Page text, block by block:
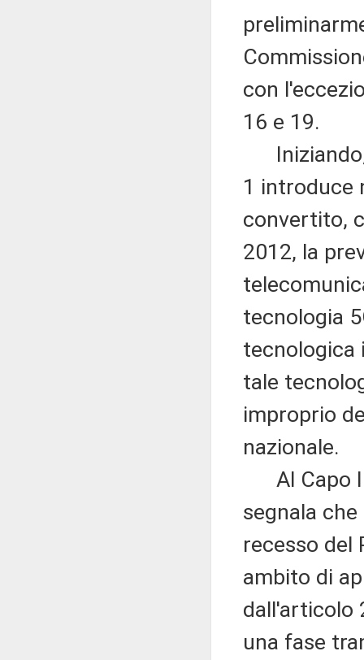
con
16 e 19.
Iniziando,
1 introduce
convertito,
2012, la
tecnologia
tecnologica
tale
improprio
nazionale.
Al Capo
segnala
recesso del
ambito di
dall'articolo
una fase